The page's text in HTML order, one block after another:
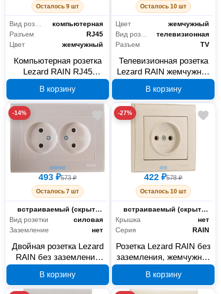
Осталось 9 шт
Вид розетки
компьютерная
Разъем
RJ45
Цвет
жемчужный
Компьютерная розетка
Lezard RAIN RJ45
139
В корзину
Осталось 10 шт
Цвет
жемчужный
Вид розетки
телевизионная
Разъем
TV
Телевизионная розетка
Lezard RAIN жемчужная
В корзину
-14%
493 ₽573 ₽
Осталось 7 шт
Монтаж
встраиваемый (скрытый)
Вид розетки
силовая
Заземление
нет
Двойная розетка Lezard
RAIN без заземления
128
В корзину
-27%
422 ₽578 ₽
Осталось 10 шт
Монтаж
встраиваемый (скрытый)
Крышка
нет
Серия
RAIN
Розетка Lezard RAIN без
заземления, жемчужная
В корзину